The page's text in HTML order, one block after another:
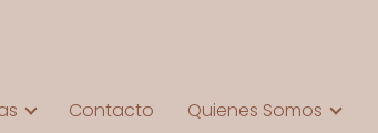
Contacto Quienes Somos